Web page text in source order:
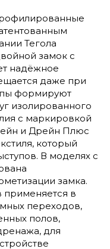
Тегола
замок с
надёжное
даже при
формируют
изолированного
с маркировкой
и Дрейн Плюс
который
В моделях с
замка.
применяется в
переходов,
полов,
для